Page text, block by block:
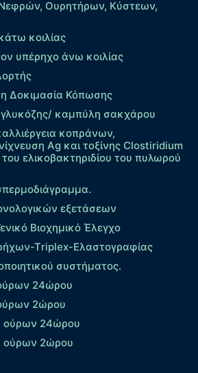
Ουρητήρων, Κύστεων,
κοιλίας
υπέρηχο άνω κοιλίας
Δοκιμασία Κόπωσης
καμπύλη σακχάρου
κοπράνων,
Ag και τοξίνης Clostiridium
ελικοβακτηριδίου του πυλωρού
εξετάσεων
Βιοχημικό Έλεγχο
Τriplex-Ελαστογραφίας
συστήματος.
24ώρου
2ώρου
ούρων 24ώρου
ούρων 2ώρου